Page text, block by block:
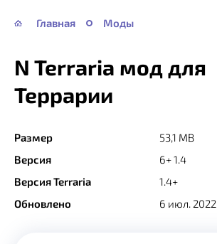
Главная Моды
N Terraria мод для
Террарии
Размер
53,1 MB
Версия
6+ 1.4
Версия Terraria
1.4+
Обновлено
6 июл. 2022